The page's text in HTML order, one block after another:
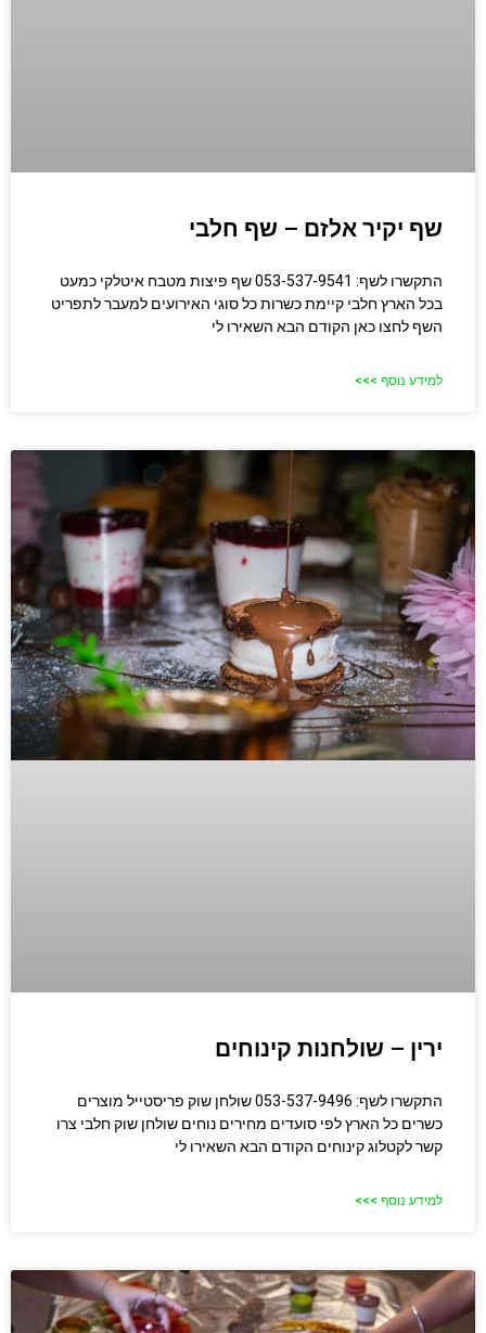
שף יקיר אלזם – שף חלבי
התקשרו לשף: 053-537-9541 שף פיצות מטבח איטלקי כמעט
בכל הארץ חלבי קיימת כשרות כל סוגי האירועים למעבר לתפריט
השף לחצו כאן הקודם הבא השאירו לי
למידע נוסף >>>
ירין – שולחנות קינוחים
התקשרו לשף: 053-537-9496 שולחן שוק פריסטייל מוצרים
כשרים כל הארץ לפי סועדים מחירים נוחים שולחן שוק חלבי​ צרו
קשר לקטלוג קינוחים הקודם הבא השאירו לי
למידע נוסף >>>